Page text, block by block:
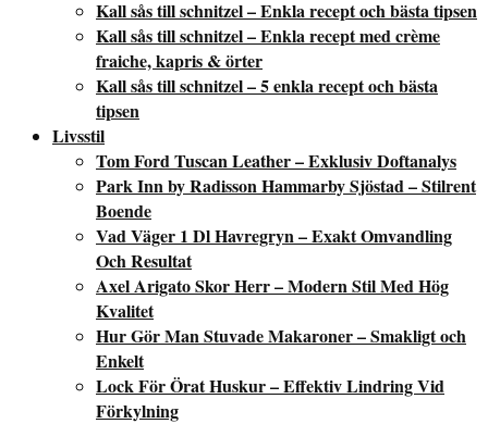
Kall sås till schnitzel – Enkla recept och bästa tipsen
Kall sås till schnitzel – Enkla recept med crème
fraiche, kapris & örter
Kall sås till schnitzel – 5 enkla recept och bästa
tipsen
Livsstil
Tom Ford Tuscan Leather – Exklusiv Doftanalys
Park Inn by Radisson Hammarby Sjöstad – Stilrent
Boende
Vad Väger 1 Dl Havregryn – Exakt Omvandling
Och Resultat
Axel Arigato Skor Herr – Modern Stil Med Hög
Kvalitet
Hur Gör Man Stuvade Makaroner – Smakligt och
Enkelt
Lock För Örat Huskur – Effektiv Lindring Vid
Förkylning